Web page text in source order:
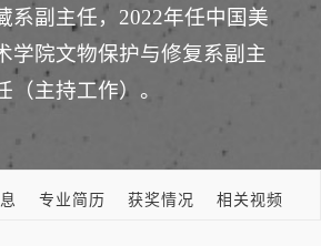
系副主任，2022年任中国美
学院文物保护与修复系副主
（主持工作）。
专业简历 获奖情况 相关视频